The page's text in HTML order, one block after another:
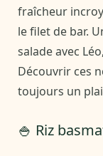
fraîcheur
le filet de bar.
salade avec
Découvrir ces
toujours un
🍚 Riz